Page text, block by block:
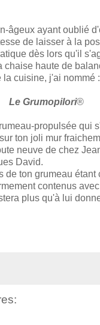
âgeux ayant oublié
de laisser à la
dès lors qu'il
chaise haute de
cuisine, j'ai nommé :
Le Grumopilori®
propulsée qui
ton joli mur
neuve de chez
David.
de ton grumeau étant
contenus
plus qu'à lui